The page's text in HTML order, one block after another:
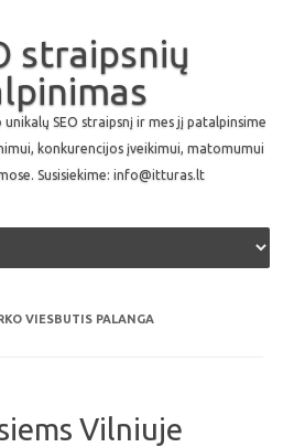
straipsnių
SEO straipsnį ir mes jį patalpinsime
konkurencijos įveikimui, matomumui
Susisiekime: info@itturas.lt
Skip to content
VIESBUTIS PALANGA
Vilniuje